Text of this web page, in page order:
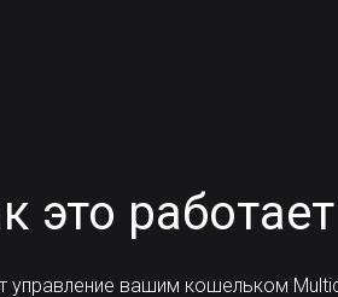
это работает
вашим кошельком